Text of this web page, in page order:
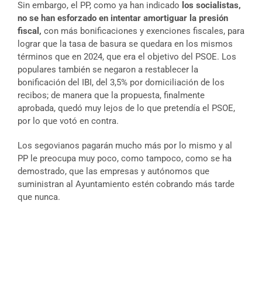
Sin embargo, el PP, como ya han indicado los socialistas,
no se han esforzado en intentar amortiguar la presión
fiscal, con más bonificaciones y exenciones fiscales, para
lograr que la tasa de basura se quedara en los mismos
términos que en 2024, que era el objetivo del PSOE. Los
populares también se negaron a restablecer la
bonificación del IBI, del 3,5% por domiciliación de los
recibos; de manera que la propuesta, finalmente
aprobada, quedó muy lejos de lo que pretendía el PSOE,
por lo que votó en contra.
Los segovianos pagarán mucho más por lo mismo y al
PP le preocupa muy poco, como tampoco, como se ha
demostrado, que las empresas y autónomos que
suministran al Ayuntamiento estén cobrando más tarde
que nunca.